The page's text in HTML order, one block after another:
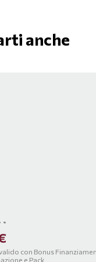
anche
•
con Bonus
e Pack